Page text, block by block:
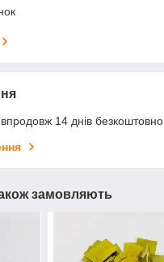
14 днів безкоштовно
замовляють